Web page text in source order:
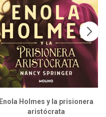
Enola Holmes y la prisionera
aristócrata